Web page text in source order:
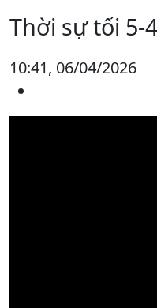
Thời sự tối 5-
10:41, 06/04/2026